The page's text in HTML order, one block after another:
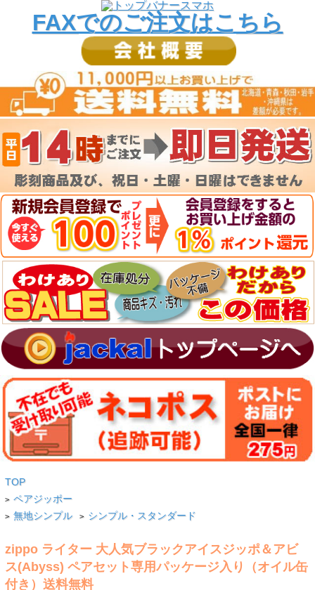
FAXでのご注文はこちら
TOP
> ペアジッポー
> 無地シンプル > シンプル・スタンダード
zippo ライター 大人気ブラックアイスジッポ＆アビ
ス(Abyss) ペアセット専用パッケージ入り（オイル缶
付き）送料無料